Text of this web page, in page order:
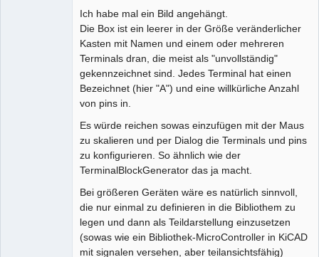
Ich habe mal ein Bild angehängt.
Die Box ist ein leerer in der Größe veränderlicher
Kasten mit Namen und einem oder mehreren
Terminals dran, die meist als "unvollständig"
gekennzeichnet sind. Jedes Terminal hat einen
Bezeichnet (hier "A") und eine willkürliche Anzahl
von pins in.
Es würde reichen sowas einzufügen mit der Maus
zu skalieren und per Dialog die Terminals und pins
zu konfigurieren. So ähnlich wie der
TerminalBlockGenerator das ja macht.
Bei größeren Geräten wäre es natürlich sinnvoll,
die nur einmal zu definieren in die Bibliothem zu
legen und dann als Teildarstellung einzusetzen
(sowas wie ein Bibliothek-MicroController in KiCAD
mit signalen versehen, aber teilansichtsfähig)